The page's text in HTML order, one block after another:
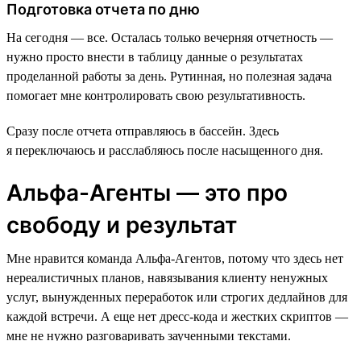
Подготовка отчета по дню
На сегодня — все. Осталась только вечерняя отчетность —
нужно просто внести в таблицу данные о результатах
проделанной работы за день. Рутинная, но полезная задача
помогает мне контролировать свою результативность.
Сразу после отчета отправляюсь в бассейн. Здесь
я переключаюсь и расслабляюсь после насыщенного дня.
Альфа-Агенты — это про
свободу и результат
Мне нравится команда Альфа-Агентов, потому что здесь нет
нереалистичных планов, навязывания клиенту ненужных
услуг, вынужденных переработок или строгих дедлайнов для
каждой встречи. А еще нет дресс-кода и жестких скриптов —
мне не нужно разговаривать заученными текстами.